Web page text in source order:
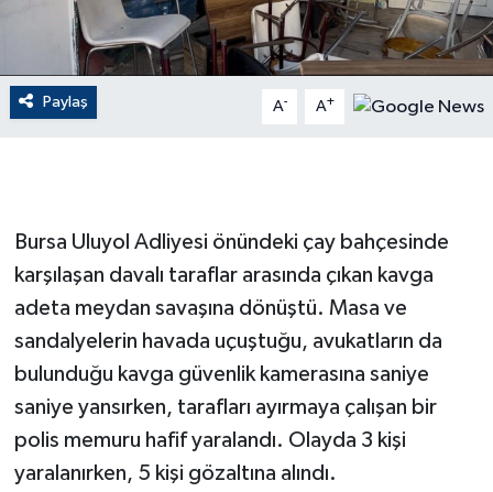
Paylaş A- A+
Bursa Uluyol Adliyesi önündeki çay bahçesinde
karşılaşan davalı taraflar arasında çıkan kavga
adeta meydan savaşına dönüştü. Masa ve
sandalyelerin havada uçuştuğu, avukatların da
bulunduğu kavga güvenlik kamerasına saniye
saniye yansırken, tarafları ayırmaya çalışan bir
polis memuru hafif yaralandı. Olayda 3 kişi
yaralanırken, 5 kişi gözaltına alındı.
Flaş Haber
Gayrimenkul
GENEL
Güvenlik
HABERDE İNSAN
İNSAN
İş Dünyası